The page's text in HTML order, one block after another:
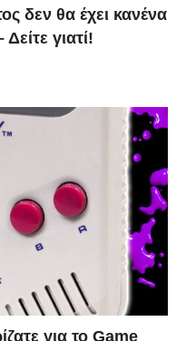
δεν θα έχει κανένα
γιατί!
για το Game